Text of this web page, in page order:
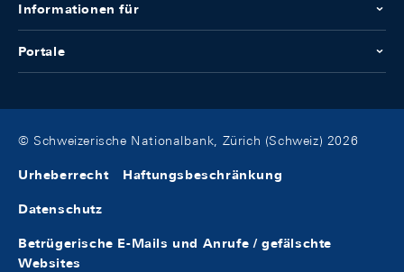
Informationen für
Portale
© Schweizerische Nationalbank, Zürich (Schweiz) 2026
Urheberrecht Haftungsbeschränkung
Datenschutz
Betrügerische E-Mails und Anrufe / gefälschte
Websites